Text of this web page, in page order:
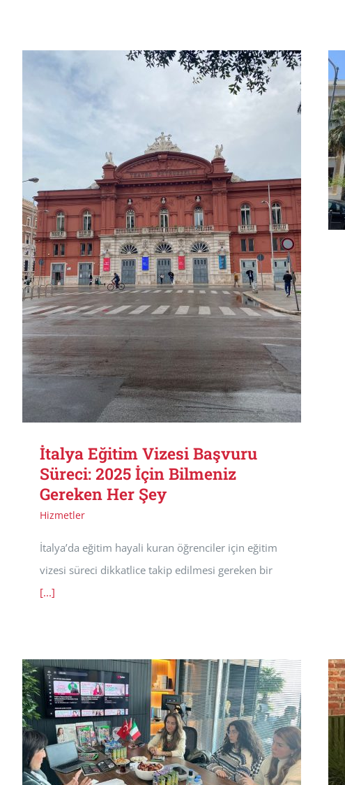
İtalya Eğitim Vizesi Başvuru
Süreci: 2025 İçin Bilmeniz
Gereken Her Şey
Hizmetler
İtalya’da eğitim hayali kuran öğrenciler için eğitim
vizesi süreci dikkatlice takip edilmesi gereken bir
[...]